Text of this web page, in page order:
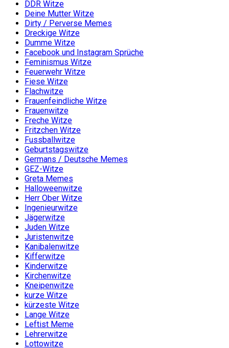
DDR Witze
Deine Mutter Witze
Dirty / Perverse Memes
Dreckige Witze
Dumme Witze
Facebook und Instagram Sprüche
Feminismus Witze
Feuerwehr Witze
Fiese Witze
Flachwitze
Frauenfeindliche Witze
Frauenwitze
Freche Witze
Fritzchen Witze
Fussballwitze
Geburtstagswitze
Germans / Deutsche Memes
GEZ-Witze
Greta Memes
Halloweenwitze
Herr Ober Witze
Ingenieurwitze
Jägerwitze
Juden Witze
Juristenwitze
Kanibalenwitze
Kifferwitze
Kinderwitze
Kirchenwitze
Kneipenwitze
kurze Witze
kürzeste Witze
Lange Witze
Leftist Meme
Lehrerwitze
Lottowitze